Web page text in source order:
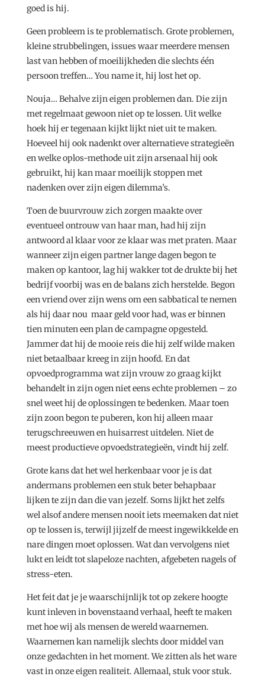
goed is hij.
Geen probleem is te problematisch. Grote problemen,
kleine strubbelingen, issues waar meerdere mensen
last van hebben of moeilijkheden die slechts één
persoon treffen… You name it, hij lost het op.
Nouja… Behalve zijn eigen problemen dan. Die zijn
met regelmaat gewoon niet op te lossen. Uit welke
hoek hij er tegenaan kijkt lijkt niet uit te maken.
Hoeveel hij ook nadenkt over alternatieve strategieën
en welke oplos-methode uit zijn arsenaal hij ook
gebruikt, hij kan maar moeilijk stoppen met
nadenken over zijn eigen dilemma’s.
Toen de buurvrouw zich zorgen maakte over
eventueel ontrouw van haar man, had hij zijn
antwoord al klaar voor ze klaar was met praten. Maar
wanneer zijn eigen partner lange dagen begon te
maken op kantoor, lag hij wakker tot de drukte bij het
bedrijf voorbij was en de balans zich herstelde. Begon
een vriend over zijn wens om een sabbatical te nemen
als hij daar nou maar geld voor had, was er binnen
tien minuten een plan de campagne opgesteld.
Jammer dat hij de mooie reis die hij zelf wilde maken
niet betaalbaar kreeg in zijn hoofd. En dat
opvoedprogramma wat zijn vrouw zo graag kijkt
behandelt in zijn ogen niet eens echte problemen – zo
snel weet hij de oplossingen te bedenken. Maar toen
zijn zoon begon te puberen, kon hij alleen maar
terugschreeuwen en huisarrest uitdelen. Niet de
meest productieve opvoedstrategieën, vindt hij zelf.
Grote kans dat het wel herkenbaar voor je is dat
andermans problemen een stuk beter behapbaar
lijken te zijn dan die van jezelf. Soms lijkt het zelfs
wel alsof andere mensen nooit iets meemaken dat niet
op te lossen is, terwijl jijzelf de meest ingewikkelde en
nare dingen moet oplossen. Wat dan vervolgens niet
lukt en leidt tot slapeloze nachten, afgebeten nagels of
stress-eten.
Het feit dat je je waarschijnlijk tot op zekere hoogte
kunt inleven in bovenstaand verhaal, heeft te maken
met hoe wij als mensen de wereld waarnemen.
Waarnemen kan namelijk slechts door middel van
onze gedachten in het moment. We zitten als het ware
vast in onze eigen realiteit. Allemaal, stuk voor stuk.